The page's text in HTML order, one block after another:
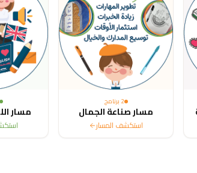
2 برنامج
مسار صناعة الجمال
استكشف المسار
مسار